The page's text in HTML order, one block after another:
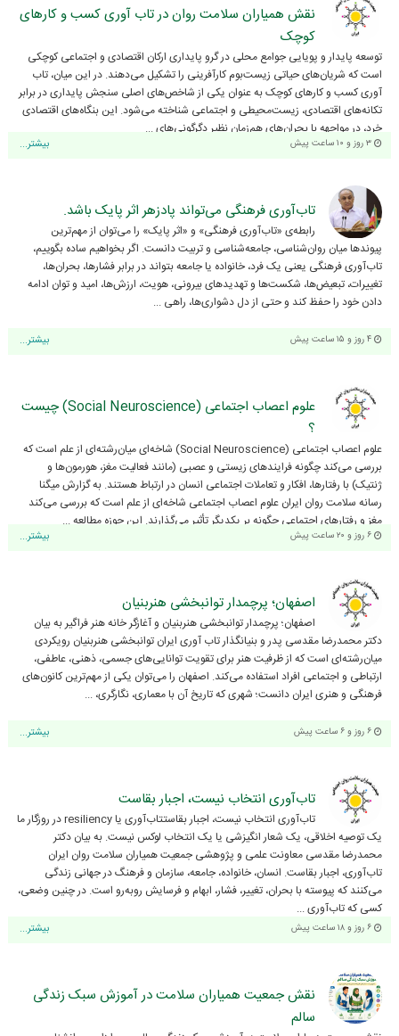
نقش همیاران سلامت روان در تاب آوری کسب و کارهای
کوچک
توسعه پایدار و پویایی جوامع محلی در گرو پایداری ارکان اقتصادی و اجتماعی کوچکی
است که شریان‌های حیاتی زیست‌بوم کارآفرینی را تشکیل می‌دهند. در این میان، تاب
آوری کسب و کارهای کوچک به عنوان یکی از شاخص‌های اصلی سنجش پایداری در برابر
تکانه‌های اقتصادی، زیست‌محیطی و اجتماعی شناخته می‌شود. این بنگاه‌های اقتصادی
خرد، در مواجهه با بحران‌های هم‌زمان نظیر دگرگونی‌های ...
۳ روز و ۱۰ ساعت پیش بیشتر...
تاب‌آوری فرهنگی می‌تواند پادزهر اثر پایک باشد.
رابطه‌ی «تاب‌آوری فرهنگی» و «اثر پایک» را می‌توان از مهم‌ترین
پیوندها میان روان‌شناسی، جامعه‌شناسی و تربیت دانست. اگر بخواهیم ساده بگوییم،
تاب‌آوری فرهنگی یعنی یک فرد، خانواده یا جامعه بتواند در برابر فشارها، بحران‌ها،
تغییرات، تبعیض‌ها، شکست‌ها و تهدیدهای بیرونی، هویت، ارزش‌ها، امید و توان ادامه
دادن خود را حفظ کند و حتی از دل دشواری‌ها، راهی ...
۴ روز و ۱۵ ساعت پیش بیشتر...
علوم اعصاب اجتماعی (Social Neuroscience) چیست
؟
علوم اعصاب اجتماعی (Social Neuroscience) شاخه‌ای میان‌رشته‌ای از علم است که
بررسی می‌کند چگونه فرایندهای زیستی و عصبی (مانند فعالیت مغز، هورمون‌ها و
ژنتیک) با رفتارها، افکار و تعاملات اجتماعی انسان در ارتباط هستند. به گزارش میگنا
رسانه سلامت روان ایران علوم اعصاب اجتماعی شاخه‌ای از علم است که بررسی می‌کند
مغز و رفتارهای اجتماعی چگونه بر یکدیگر تأثیر می‌گذارند. این حوزه مطالعه ...
۶ روز و ۲۰ ساعت پیش بیشتر...
اصفهان؛ پرچمدار توانبخشی هنر‌بنیان
اصفهان؛ پرچمدار توانبخشی هنر‌بنیان و آغازگر خانه هنر فراگیر به بیان
دکتر محمدرضا مقدسی پدر و بنیانگذار تاب آوری ایران توانبخشی هنر‌بنیان رویکردی
میان‌رشته‌ای است که از ظرفیت هنر برای تقویت توانایی‌های جسمی، ذهنی، عاطفی،
ارتباطی و اجتماعی افراد استفاده می‌کند. اصفهان را می‌توان یکی از مهم‌ترین کانون‌های
فرهنگی و هنری ایران دانست؛ شهری که تاریخ آن با معماری، نگارگری، ...
۶ روز و ۶ ساعت پیش بیشتر...
تاب‌آوری انتخاب نیست، اجبار بقاست
تاب‌آوری انتخاب نیست، اجبار بقاستتاب‌آوری یا resiliency در روزگار ما
یک توصیه اخلاقی، یک شعار انگیزشی یا یک انتخاب لوکس نیست. به بیان دکتر
محمدرضا مقدسی معاونت علمی و پژوهشی جمعیت همیاران سلامت روان ایران
تاب‌آوری، اجبار بقاست. انسان، خانواده، جامعه، سازمان و فرهنگ در جهانی زندگی
می‌کنند که پیوسته با بحران، تغییر، فشار، ابهام و فرسایش روبه‌رو است. در چنین وضعی،
کسی که تاب‌آوری ...
۶ روز و ۱۸ ساعت پیش بیشتر...
نقش جمعیت همیاران سلامت در آموزش سبک زندگی
سالم